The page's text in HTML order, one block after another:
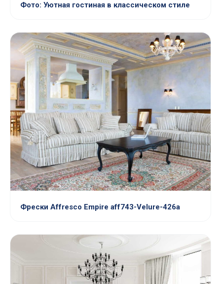
Фото: Уютная гостиная в классическом стиле
Фрески Affresco Empire aff743-Velure-426a